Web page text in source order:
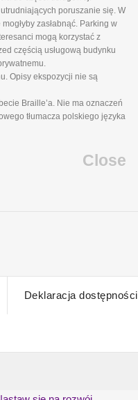
poruszanie się. W
zasłabnąć. Parking w
mogą korzystać z
częścią usługową budynku
Opisy ekspozycji nie są
Braille’a. Nie ma oznaczeń
tłumacza polskiego języka
Close
Deklaracja dostępności